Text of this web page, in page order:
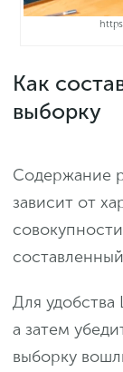
Как
выборку
Содержание
зависит от
составленный
Для
а затем
выборку